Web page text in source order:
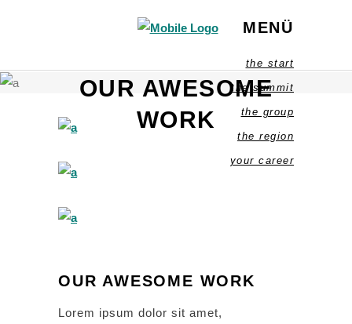
MENÜ
the start
the summit
the group
the region
your career
OUR AWESOME
WORK
OUR AWESOME WORK
Lorem ipsum dolor sit amet,